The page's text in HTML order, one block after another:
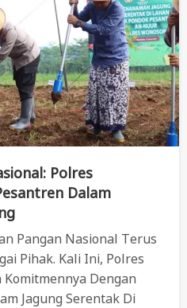
Polres
Dalam
Pangan Nasional Terus
Pihak. Kali Ini, Polres
Dengan
Jagung Serentak Di